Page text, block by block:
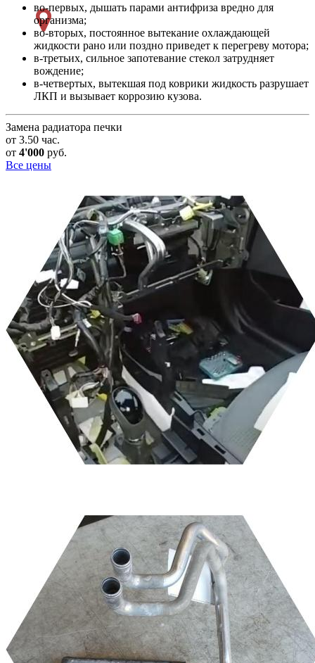
во-первых, дышать парами антифриза вредно для
организма;
во-вторых, постоянное вытекание охлаждающей
жидкости рано или поздно приведет к перегреву мотора;
в-третьих, сильное запотевание стекол затрудняет
вождение;
в-четвертых, вытекшая под коврики жидкость разрушает
ЛКП и вызывает коррозию кузова.
Замена радиатора печки
от 3.50 час.
от 4'000 руб.
Все цены